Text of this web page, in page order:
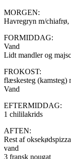
MORGEN:
Havregryn m/
FORMIDDAG:
Vand
Lidt mandler og
FROKOST:
flæskesteg (kamsteg)
Vand
EFTERMIDDAG:
1 chililakrids
AFTEN:
Rest af
vand
3 fransk nougat